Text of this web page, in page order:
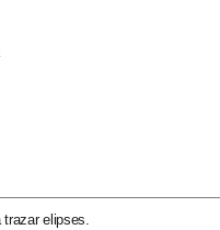
trazar elipses.